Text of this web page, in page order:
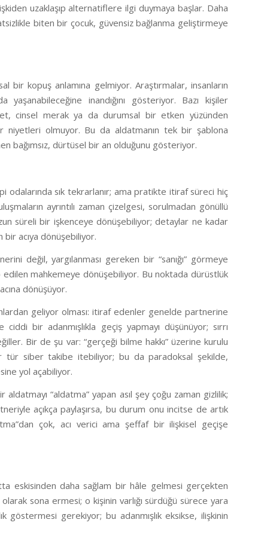
uzaklaşıp alternatiflere ilgi duymaya başlar. Daha
biten bir çocuk, güvensiz bağlanma geliştirmeye
bir kopuş anlamına gelmiyor. Araştırmalar, insanların
inandığını gösteriyor. Bazı kişiler
cinsel merak ya da durumsal bir etken yüzünden
niyetleri olmuyor. Bu da aldatmanın tek bir şablona
bağımsız, dürtüsel bir an olduğunu gösteriyor.
odalarında sık tekrarlanır; ama pratikte itiraf süreci hiç
ayrıntılı zaman çizelgesi, sorulmadan gönüllü
süreli bir işkenceye dönüşebiliyor; detaylar ne kadar
acıya dönüşebiliyor.
değil, yargılanması gereken bir “sanığı” görmeye
edilen mahkemeye dönüşebiliyor. Bu noktada dürüstlük
dönüşüyor.
geliyor olması: itiraf edenler genelde partnerine
bir adanmışlıkla geçiş yapmayı düşünüyor; sırrı
Bir de şu var: “gerçeği bilme hakkı” üzerine kurulu
tür siber takibe itebiliyor; bu da paradoksal şekilde,
yol açabiliyor.
“aldatma” yapan asıl şey çoğu zaman gizlilik;
açıkça paylaşırsa, bu durum onu incitse de artık
çok, acı verici ama şeffaf bir ilişkisel geçişe
eskisinden daha sağlam bir hâle gelmesi gerçekten
sona ermesi; o kişinin varlığı sürdüğü sürece yara
göstermesi gerekiyor; bu adanmışlık eksikse, ilişkinin